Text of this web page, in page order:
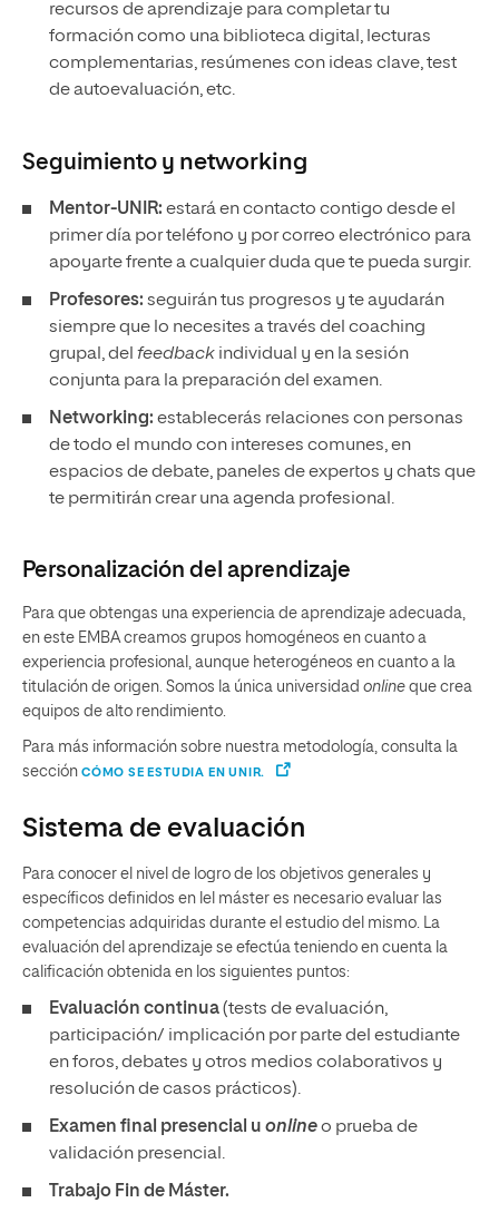
recursos de aprendizaje para completar tu
formación como una biblioteca digital, lecturas
complementarias, resúmenes con ideas clave, test
de autoevaluación, etc.
Seguimiento y networking
Mentor-UNIR: estará en contacto contigo desde el
primer día por teléfono y por correo electrónico para
apoyarte frente a cualquier duda que te pueda surgir.
Profesores: seguirán tus progresos y te ayudarán
siempre que lo necesites a través del coaching
grupal, del feedback individual y en la sesión
conjunta para la preparación del examen.
Networking: establecerás relaciones con personas
de todo el mundo con intereses comunes, en
espacios de debate, paneles de expertos y chats que
te permitirán crear una agenda profesional.
Personalización del aprendizaje
Para que obtengas una experiencia de aprendizaje adecuada,
en este EMBA creamos grupos homogéneos en cuanto a
experiencia profesional, aunque heterogéneos en cuanto a la
titulación de origen. Somos la única universidad online que crea
equipos de alto rendimiento.
Para más información sobre nuestra metodología, consulta la
sección CÓMO SE ESTUDIA EN UNIR.
Sistema de evaluación
Para conocer el nivel de logro de los objetivos generales y
específicos definidos en lel máster es necesario evaluar las
competencias adquiridas durante el estudio del mismo. La
evaluación del aprendizaje se efectúa teniendo en cuenta la
calificación obtenida en los siguientes puntos:
Evaluación continua(tests de evaluación,
participación/ implicación por parte del estudiante
en foros, debates y otros medios colaborativos y
resolución de casos prácticos).
Examen final presencial u onlineo prueba de
validación presencial.
Trabajo Fin de Máster.